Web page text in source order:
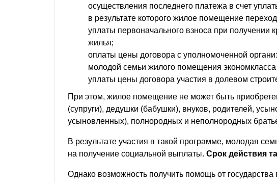
осуществления последнего платежа в счет
в результате которого жилое помещение
уплаты первоначального взноса при получении
жилья;
оплаты цены договора с уполномоченной
молодой семьи жилого помещения
уплаты цены договора участия в долевом
При этом, жилое помещение не может быть
(супруги), дедушки (бабушки), внуков, родителей,
усыновленных), полнородных и неполнородных
В результате участия в такой программе, молодая
на получение социальной выплаты. Срок действия
Однако возможность получить помощь от